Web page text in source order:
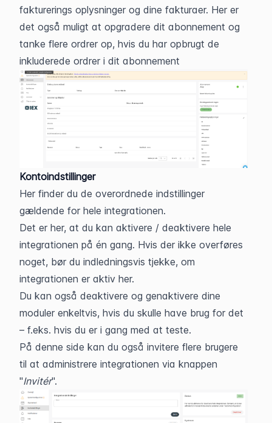
fakturerings oplysninger og dine fakturaer. Her er
det også muligt at opgradere dit abonnement og
tanke flere ordrer op, hvis du har opbrugt de
inkluderede ordrer i dit abonnement
Kontoindstillinger
Her finder du de overordnede indstillinger
gældende for hele integrationen.
Det er her, at du kan aktivere / deaktivere hele
integrationen på én gang. Hvis der ikke overføres
noget, bør du indledningsvis tjekke, om
integrationen er aktiv her.
Du kan også deaktivere og genaktivere dine
moduler enkeltvis, hvis du skulle have brug for det
– f.eks. hvis du er i gang med at teste.
På denne side kan du også invitere flere brugere
til at administrere integrationen via knappen
"Invitér".